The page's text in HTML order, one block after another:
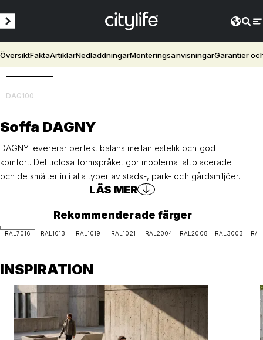
ÖversiktFaktaArtiklarNedladdningarMonteringsanvisningarGarantier
DAG100
Soffa DAGNY
DAGNY levererar perfekt balans mellan estetik och god
komfort. Det tidlösa formspråket gör möblerna lättplacerade
och de smälter in i alla typer av stads-, park- och gårdsmiljöer.
LÄS MER
Rekommenderade färger
RAL7016 RAL1013 RAL1019 RAL1021 RAL2004 RAL2008 RAL3003
INSPIRATION